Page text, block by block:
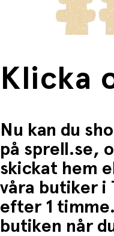
Fri frakt när du handlar
Klicka
Nu kan du
på sprell.se,
skickat hem
våra butiker i
efter 1
butiken når